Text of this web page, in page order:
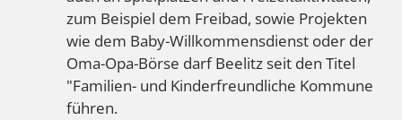
zum Beispiel dem Freibad, sowie Projekten
wie dem Baby-Willkommensdienst oder der
Oma-Opa-Börse darf Beelitz seit den Titel
"Familien- und Kinderfreundliche Kommune
führen.